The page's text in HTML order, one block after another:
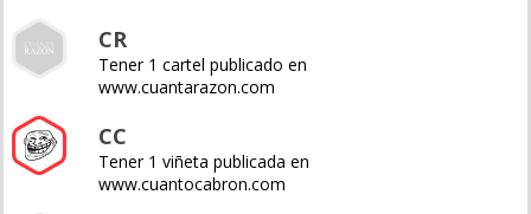
CR
Tener 1 cartel publicado en
www.cuantarazon.com
CC
Tener 1 viñeta publicada en
www.cuantocabron.com